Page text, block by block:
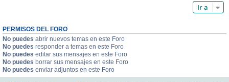
Ir a
PERMISOS DEL FORO
No puedes abrir nuevos temas en este Foro
No puedes responder a temas en este Foro
No puedes editar sus mensajes en este Foro
No puedes borrar sus mensajes en este Foro
No puedes enviar adjuntos en este Foro